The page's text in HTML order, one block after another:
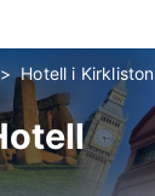
Hotell i Kirkliston